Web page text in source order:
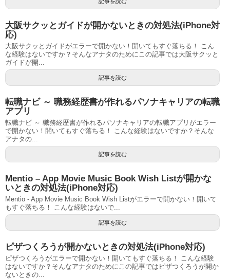
大阪サクッとガイドが開かないときの対処法(iPhone対
応)
大阪サクッとガイドがエラーで開かない！開いてもすぐ落ちる！ こん
な経験はないですか？そんなアナタのためにこの記事では大阪サクッと
ガイドが開...
記事を読む
転職ナビ ～ 職務経歴書が作れるパソナキャリアの転職
アプリ
転職ナビ ～ 職務経歴書が作れるパソナキャリアの転職アプリがエラー
で開かない！開いてもすぐ落ちる！ こんな経験はないですか？そんな
アナタの...
記事を読む
Mentio – App Movie Music Book Wish Listが開かな
いときの対処法(iPhone対応)
Mentio - App Movie Music Book Wish Listがエラーで開かない！開いて
もすぐ落ちる！ こんな経験はないで...
記事を読む
ピザつくろうが開かないときの対処法(iPhone対応)
ピザつくろうがエラーで開かない！開いてもすぐ落ちる！ こんな経験
はないですか？そんなアナタのためにこの記事ではピザつくろうが開か
ないときの...